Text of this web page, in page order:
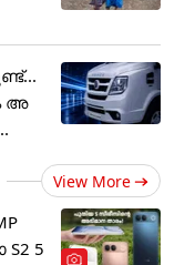
അ
View More
5